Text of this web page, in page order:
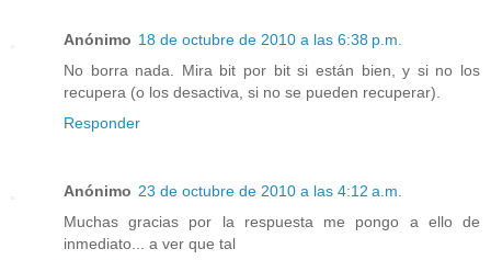
Anónimo 18 de octubre de 2010 a las 6:38 p.m.
No borra nada. Mira bit por bit si están bien, y si no los
recupera (o los desactiva, si no se pueden recuperar).
Responder
Anónimo 23 de octubre de 2010 a las 4:12 a.m.
Muchas gracias por la respuesta me pongo a ello de
inmediato... a ver que tal